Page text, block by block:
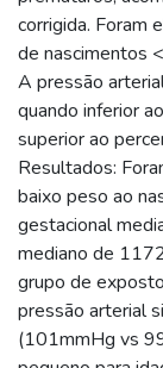
corrigida. Foram
de nascimentos
A pressão
quando inferior
superior ao
Resultados:
baixo peso ao
gestacional
mediano de
grupo de
pressão arterial
(101mmHg vs